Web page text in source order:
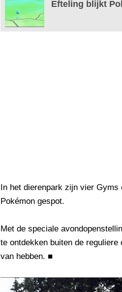
Efteling blijkt
In het dierenpark zijn vier
Pokémon gespot.
Met de speciale
te ontdekken buiten de
van hebben. ■